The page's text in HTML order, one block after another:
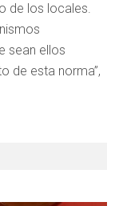
de los locales.
sean ellos
de esta norma”,